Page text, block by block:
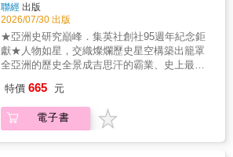
聯經 出版
2026/07/30 出版
★亞洲史研究巔峰．集英社創社95週年紀念鉅
獻★人物如星，交織燦爛歷史星空構築出籠罩
全亞洲的歷史全景成吉思汗的霸業、史上最大
物傳記：• 成吉思汗：統一蒙古部落，開創橫跨
歐亞的帝國。• 忽必烈：元朝開國皇帝，促進中
西交流與統治整合。• 王重陽：全真道創始人，
特價 665 元
電子書